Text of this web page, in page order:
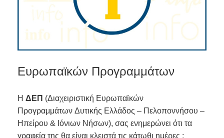
Ευρωπαϊκών Προγραμμάτων
Η ΔΕΠ (Διαχειριστική Ευρωπαϊκών
Προγραμμάτων Δυτικής Ελλάδος – Πελοποννήσου –
Ηπείρου & Ιόνιων Νήσων), σας ενημερώνει ότι τα
γραφεία της θα είναι κλειστά τις κάτωθι ημέρες :